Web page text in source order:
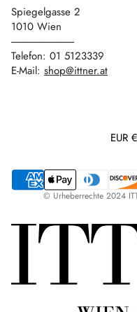
Spiegelgasse 2
1010 Wien
------------------------------
Telefon: 01 5123339
E-Mail: shop@ittner.at
© Urheberrechte 2024